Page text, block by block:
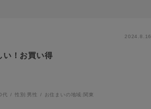
2024.8.16
い！お買い得
代 性別: 男性 お住まいの地域: 関東